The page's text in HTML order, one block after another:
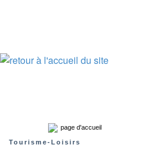
page d'accueil
Tourisme-Loisirs